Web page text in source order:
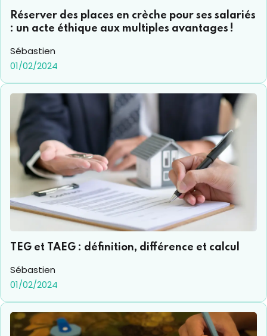
Réserver des places en crèche pour ses salariés
: un acte éthique aux multiples avantages !
Sébastien
01/02/2024
TEG et TAEG : définition, différence et calcul
Sébastien
01/02/2024